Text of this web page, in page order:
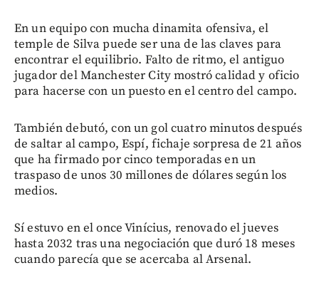
En un equipo con mucha dinamita ofensiva, el
temple de Silva puede ser una de las claves para
encontrar el equilibrio. Falto de ritmo, el antiguo
jugador del Manchester City mostró calidad y oficio
para hacerse con un puesto en el centro del campo.
También debutó, con un gol cuatro minutos después
de saltar al campo, Espí, fichaje sorpresa de 21 años
que ha firmado por cinco temporadas en un
traspaso de unos 30 millones de dólares según los
medios.
Sí estuvo en el once Vinícius, renovado el jueves
hasta 2032 tras una negociación que duró 18 meses
cuando parecía que se acercaba al Arsenal.